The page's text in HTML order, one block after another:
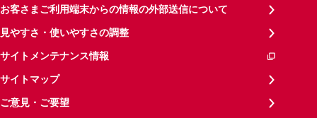
お客さまご利用端末からの情報の外部送信について
見やすさ・使いやすさの調整
サイトメンテナンス情報
サイトマップ
ご意見・ご要望